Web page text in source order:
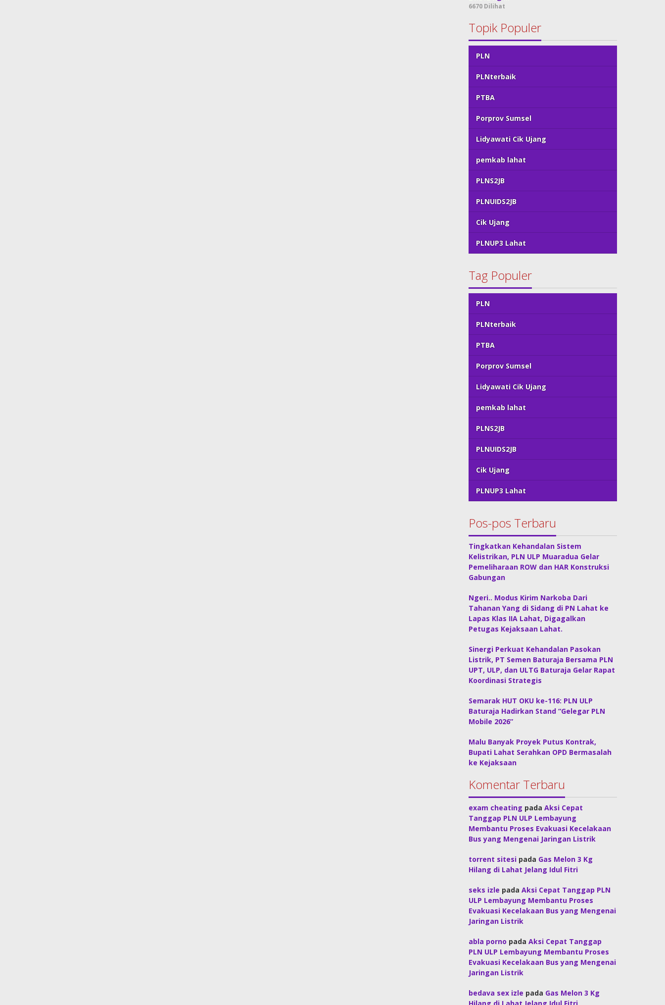
6670 Dilihat
Topik Populer
PLN
PLNterbaik
PTBA
Porprov Sumsel
Lidyawati Cik Ujang
pemkab lahat
PLNS2JB
PLNUIDS2JB
Cik Ujang
PLNUP3 Lahat
Tag Populer
PLN
PLNterbaik
PTBA
Porprov Sumsel
Lidyawati Cik Ujang
pemkab lahat
PLNS2JB
PLNUIDS2JB
Cik Ujang
PLNUP3 Lahat
Pos-pos Terbaru
Tingkatkan Kehandalan Sistem
Kelistrikan, PLN ULP Muaradua Gelar
Pemeliharaan ROW dan HAR Konstruksi
Gabungan
Ngeri.. Modus Kirim Narkoba Dari
Tahanan Yang di Sidang di PN Lahat ke
Lapas Klas IIA Lahat, Digagalkan
Petugas Kejaksaan Lahat.
Sinergi Perkuat Kehandalan Pasokan
Listrik, PT Semen Baturaja Bersama PLN
UPT, ULP, dan ULTG Baturaja Gelar Rapat
Koordinasi Strategis
Semarak HUT OKU ke-116: PLN ULP
Baturaja Hadirkan Stand “Gelegar PLN
Mobile 2026”
Malu Banyak Proyek Putus Kontrak,
Bupati Lahat Serahkan OPD Bermasalah
ke Kejaksaan
Komentar Terbaru
exam cheating padaAksi Cepat
Tanggap PLN ULP Lembayung
Membantu Proses Evakuasi Kecelakaan
Bus yang Mengenai Jaringan Listrik
torrent sitesi pada Gas Melon 3 Kg
Hilang di Lahat Jelang Idul Fitri
seks izle padaAksi Cepat Tanggap PLN
ULP Lembayung Membantu Proses
Evakuasi Kecelakaan Bus yang Mengenai
Jaringan Listrik
abla porno padaAksi Cepat Tanggap
PLN ULP Lembayung Membantu Proses
Evakuasi Kecelakaan Bus yang Mengenai
Jaringan Listrik
bedava sex izle pada Gas Melon 3 Kg